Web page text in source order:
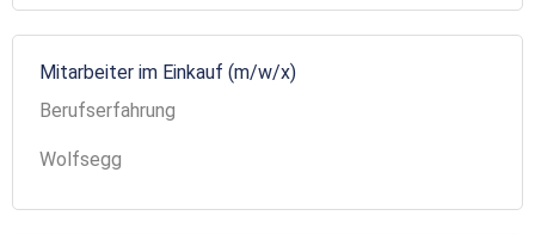
Mitarbeiter im Einkauf (m/w/x)
Berufserfahrung
Wolfsegg